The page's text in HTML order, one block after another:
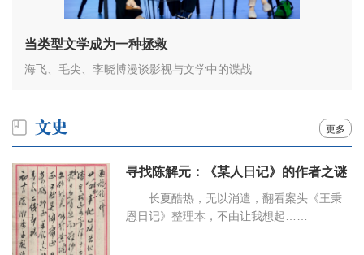
当类型文学成为一种拯救
海飞、毛尖、李晓博漫谈影视与文学中的谍战
更多
寻找陈解元：《某人日记》的作者之谜
长夏酷热，无以消遣，翻看案头《王秉
恩日记》整理本，不由让我想起……